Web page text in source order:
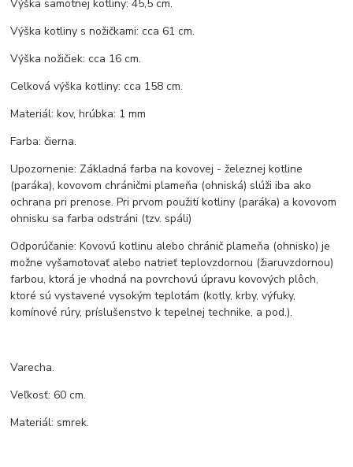
Výška samotnej kotliny: 45,5 cm.
Výška kotliny s nožičkami: cca 61 cm.
Výška nožičiek: cca 16 cm.
Celková výška kotliny: cca 158 cm.
Materiál: kov, hrúbka: 1 mm
Farba: čierna.
Upozornenie: Základná farba na kovovej - železnej kotline
(paráka), kovovom chráničmi plameňa (ohniská) slúži iba ako
ochrana pri prenose. Pri prvom použití kotliny (paráka) a kovovom
ohnisku sa farba odstráni (tzv. spáli)
Odporúčanie: Kovovú kotlinu alebo chránič plameňa (ohnisko) je
možne vyšamotovať alebo natrieť teplovzdornou (žiaruvzdornou)
farbou, ktorá je vhodná na povrchovú úpravu kovových plôch,
ktoré sú vystavené vysokým teplotám (kotly, krby, výfuky,
komínové rúry, príslušenstvo k tepelnej technike, a pod.).
Varecha.
Veľkosť: 60 cm.
Materiál: smrek.